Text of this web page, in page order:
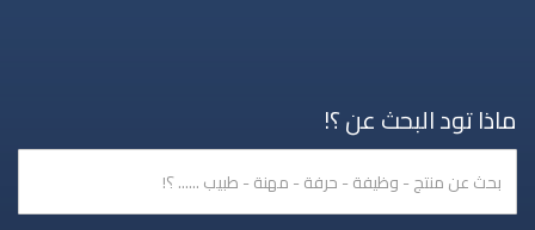
ماذا تود البحث عن ؟!